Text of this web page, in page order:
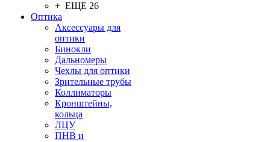
+ ЕЩЕ 26
Оптика
Аксессуары для
оптики
Бинокли
Дальномеры
Чехлы для оптики
Зрительные трубы
Коллиматоры
Кронштейны,
кольца
ЛЦУ
ПНВ и